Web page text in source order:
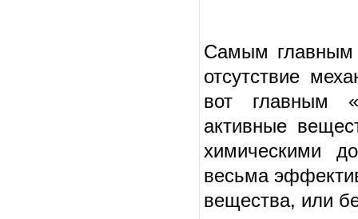
Самым главным
отсутствие
вот главным
активные
химическими
весьма
вещества, или